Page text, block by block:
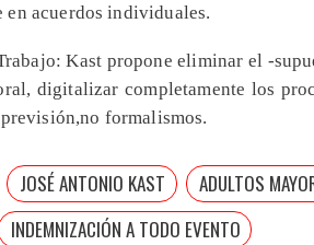
en acuerdos individuales.
Kast propone eliminar el -
digitalizar completamente los
formalismos.
JOSÉ ANTONIO KAST
ADULTOS
INDEMNIZACIÓN A TODO EVENTO